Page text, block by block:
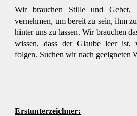
Wir brauchen Stille und
vernehmen, um bereit zu sein, ihm
hinter uns zu lassen. Wir brauchen
wissen, dass der Glaube leer ist,
folgen. Suchen wir nach geeigneten
Erstunterzeichner: